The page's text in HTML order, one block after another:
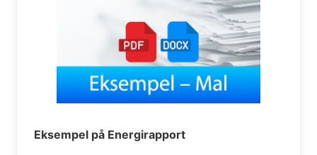
Eksempel på Energirapport